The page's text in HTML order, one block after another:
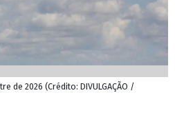
de 2026 (Crédito: DIVULGAÇÃO /